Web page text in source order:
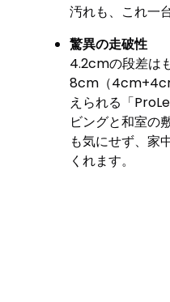
汚れも、これ一
驚異の走破性
4.2cmの段差は
8cm（
えられる「
ビングと和室の
も気にせず、家
くれます。